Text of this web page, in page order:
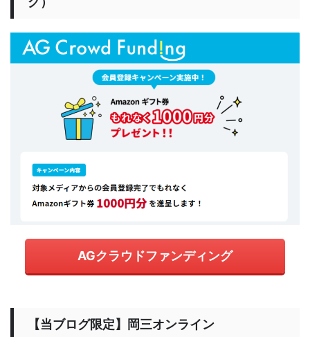
AGクラウドファンディング
【当ブログ限定】岡三オンライン